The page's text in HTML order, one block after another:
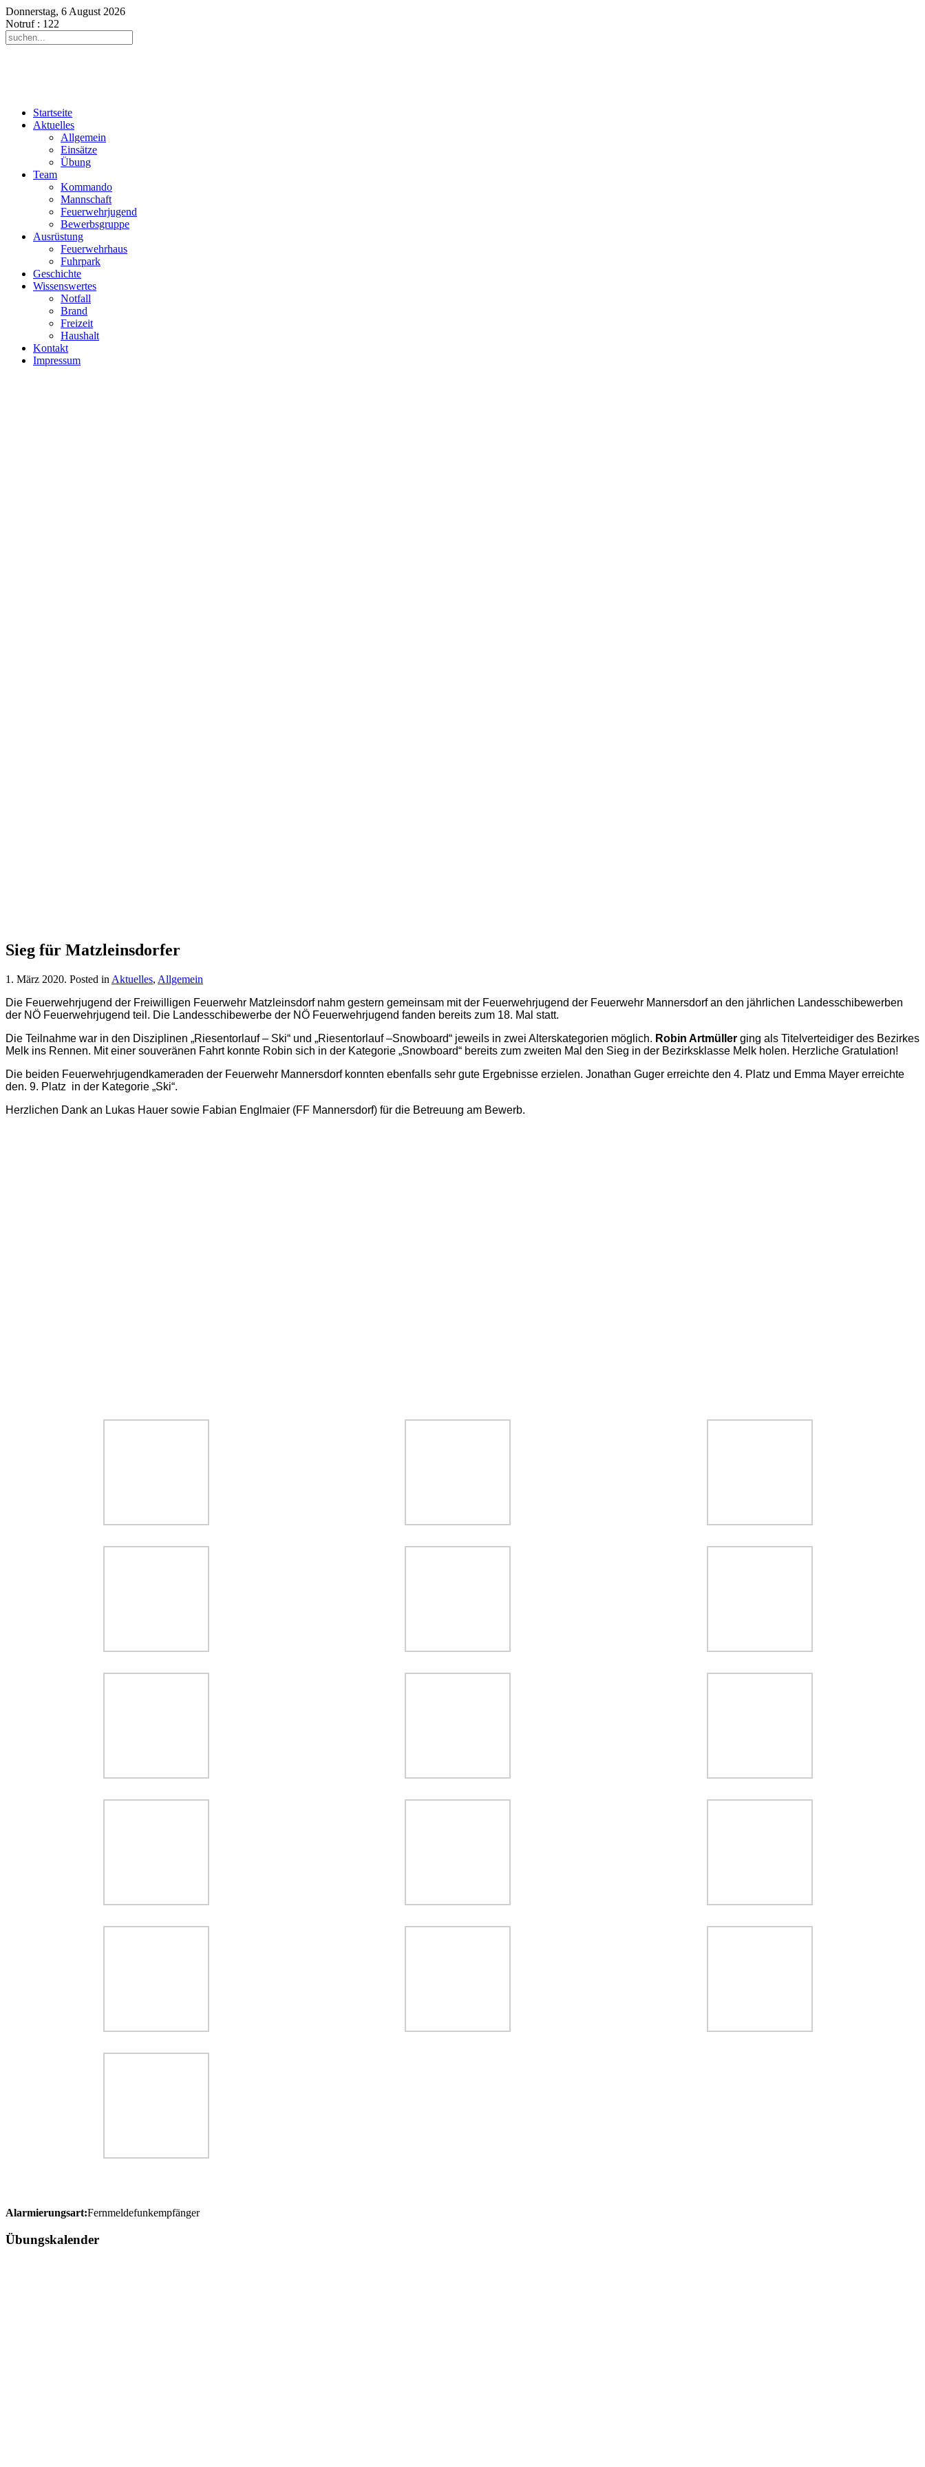
Donnerstag, 6 August 2026
Notruf: 122
Startseite
Aktuelles
Allgemein
Einsätze
Übung
Team
Kommando
Mannschaft
Feuerwehrjugend
Bewerbsgruppe
Ausrüstung
Feuerwehrhaus
Fuhrpark
Geschichte
Wissenswertes
Notfall
Brand
Freizeit
Haushalt
Kontakt
Impressum
Sieg für Matzleinsdorfer
1. März 2020. Posted in Aktuelles, Allgemein
Die Feuerwehrjugend der Freiwilligen Feuerwehr Matzleinsdorf nahm gestern gemeinsam mit der Feuerwehrjugend der Feuerwehr Mannersdorf an den jährlichen Landesschibewerben
der NÖ Feuerwehrjugend teil. Die Landesschibewerbe der NÖ Feuerwehrjugend fanden bereits zum 18. Mal statt.
Die Teilnahme war in den Disziplinen „Riesentorlauf – Ski“ und „Riesentorlauf –Snowboard“ jeweils in zwei Alterskategorien möglich. Robin Artmüller ging als Titelverteidiger des Bezirkes
Melk ins Rennen. Mit einer souveränen Fahrt konnte Robin sich in der Kategorie „Snowboard“ bereits zum zweiten Mal den Sieg in der Bezirksklasse Melk holen. Herzliche Gratulation!
Die beiden Feuerwehrjugendkameraden der Feuerwehr Mannersdorf konnten ebenfalls sehr gute Ergebnisse erzielen. Jonathan Guger erreichte den 4. Platz und Emma Mayer erreichte
den. 9. Platz in der Kategorie „Ski“.
Herzlichen Dank an Lukas Hauer sowie Fabian Englmaier (FF Mannersdorf) für die Betreuung am Bewerb.
Alarmierungsart:Fernmeldefunkempfänger
Übungskalender